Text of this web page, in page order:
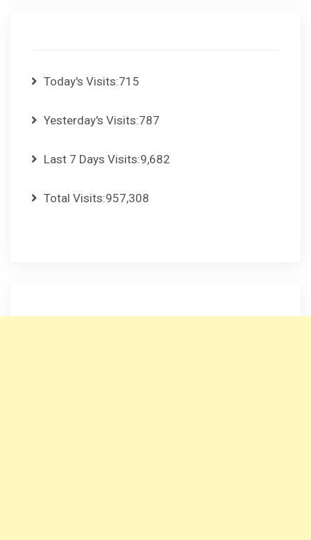
Today's Visits:715
Yesterday's Visits:787
Last 7 Days Visits:9,682
Total Visits:957,308